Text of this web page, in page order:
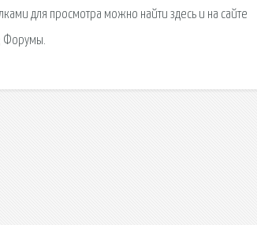
для просмотра можно найти здесь и на сайте
Форумы.